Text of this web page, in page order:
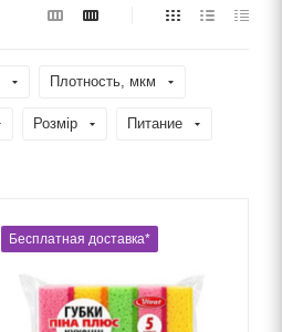
Плотность, мкм
Розмір Питание
Бесплатная доставка*